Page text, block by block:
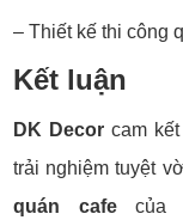
– Thiết kế thi công
Kết luận
DK Decor cam
trải nghiệm tuyệt
quán cafecủa